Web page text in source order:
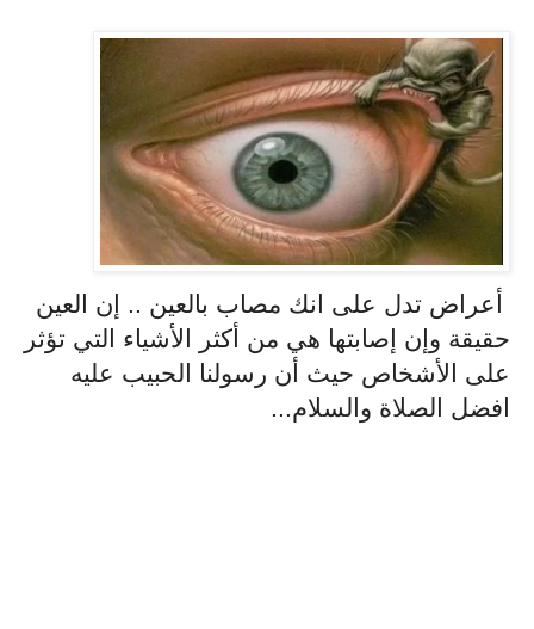
أعراض تدل على انك مصاب بالعين .. إن العين
حقيقة وإن إصابتها هي من أكثر الأشياء التي تؤثر
على الأشخاص حيث أن رسولنا الحبيب عليه
افضل الصلاة والسلام...